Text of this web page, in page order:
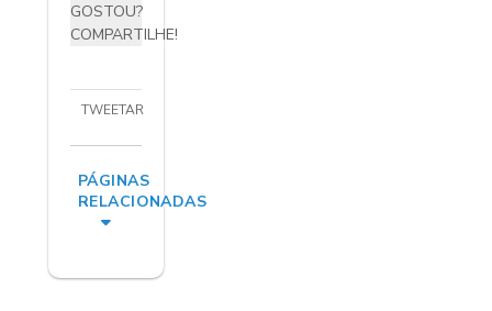
GOSTOU?
COMPARTILHE!
TWEETAR
PÁGINAS
RELACIONADAS